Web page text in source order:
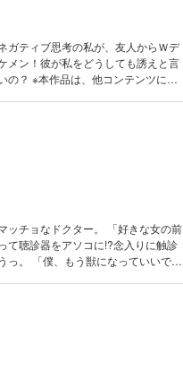
ガティブ思考の私が、友人からＷデ
メン！彼が私をどうしても誘えと言
？ ※本作品は、他コンテンツに収
ッチョなドクター。 「好きな女の前
て聴診器をアソコに!?念入りに触診
っ。 「僕、もう獣になっていいです